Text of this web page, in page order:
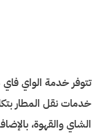
تتوفر خدمة الواي فاي
خدمات نقل المطار
الشاي والقهوة،